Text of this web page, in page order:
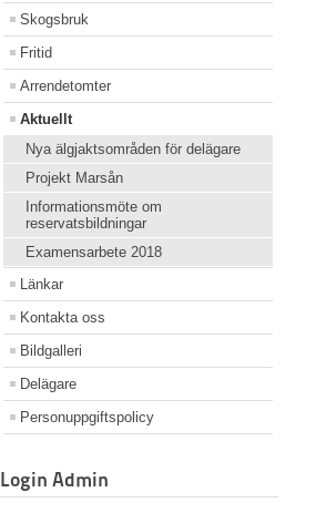
Skogsbruk
Fritid
Arrendetomter
Aktuellt
Nya älgjaktsområden för delägare
Projekt Marsån
Informationsmöte om
reservatsbildningar
Examensarbete 2018
Länkar
Kontakta oss
Bildgalleri
Delägare
Personuppgiftspolicy
Login Admin